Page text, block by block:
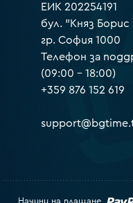
ЕИК 202254191
бул. "Княз
гр. София 1000
Телефон за
(09:00 – 18:00)
+359 876 152 619
Начини на плащане